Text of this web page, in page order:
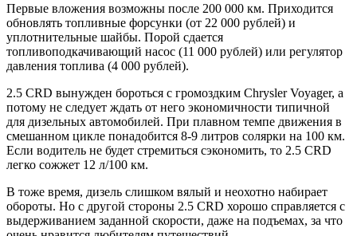
Первые вложения возможны после 200 000 км. Приходится
обновлять топливные форсунки (от 22 000 рублей) и
уплотнительные шайбы. Порой сдается
топливоподкачивающий насос (11 000 рублей) или регулятор
давления топлива (4 000 рублей).
2.5 CRD вынужден бороться с громоздким Chrysler Voyager, а
потому не следует ждать от него экономичности типичной
для дизельных автомобилей. При плавном темпе движения в
смешанном цикле понадобится 8-9 литров солярки на 100 км.
Если водитель не будет стремиться сэкономить, то 2.5 CRD
легко сожжет 12 л/100 км.
В тоже время, дизель слишком вялый и неохотно набирает
обороты. Но с другой стороны 2.5 CRD хорошо справляется с
выдерживанием заданной скорости, даже на подъемах, за что